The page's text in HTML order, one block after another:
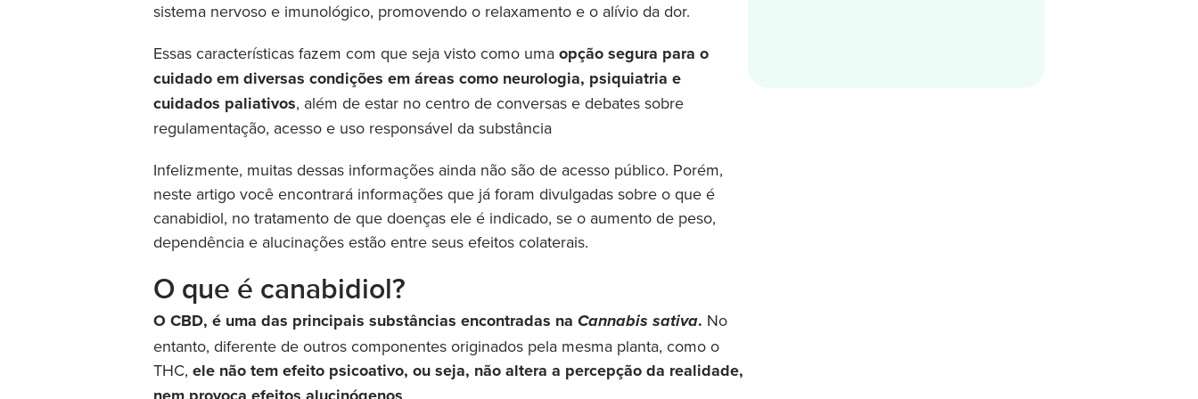
sistema nervoso e imunológico, promovendo o relaxamento e o alívio da dor.
Essas características fazem com que seja visto como uma opção segura para o
cuidado em diversas condições em áreas como neurologia, psiquiatria e
cuidados paliativos, além de estar no centro de conversas e debates sobre
regulamentação, acesso e uso responsável da substância
Infelizmente, muitas dessas informações ainda não são de acesso público. Porém,
neste artigo você encontrará informações que já foram divulgadas sobre o que é
canabidiol, no tratamento de que doenças ele é indicado, se o aumento de peso,
dependência e alucinações estão entre seus efeitos colaterais.
O que é canabidiol?
O CBD, é uma das principais substâncias encontradas na Cannabis sativa. No
entanto, diferente de outros componentes originados pela mesma planta, como o
THC, ele não tem efeito psicoativo, ou seja, não altera a percepção da realidade,